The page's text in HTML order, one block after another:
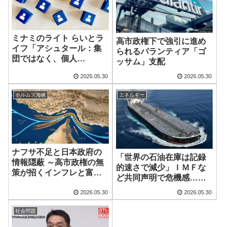
ミナミのライト らいとラ
イフ「アシュタール：集
団ではなく、個人
2026.05.30
高市政権下で強引に進め
られるパランティア「ゴ
ッサム」支配
2026.05.30
ホルムズ海峡
ナフサ不足と日本政府の
情報隠蔽 ～高市政権の無
策が招くインフレと富の
2026.05.30
エネルギー
「世界の石油在庫は記録
的速さで減少」ＩＭＦな
ど共同声明で危機感…
「夏を前に市場や経済の
リスク増大」
2026.05.30
社会問題